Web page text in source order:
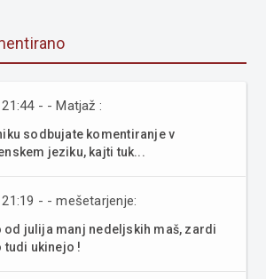
- - Matjaž :
sodbujate komentiranje v
jeziku, kajti tuk...
- - mešetarjenje:
od julija manj nedeljskih maš, zardi
tudi ukinejo !